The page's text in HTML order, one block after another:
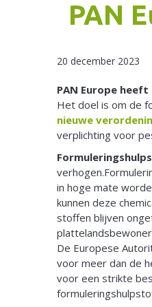
PAN
20 december 2023
PAN Europe
Het doel is om de
nieuwe
verplichting voor
in hoge mate
kunnen deze
stoffen blijven
De Europese
voor meer dan de
voor een strikte